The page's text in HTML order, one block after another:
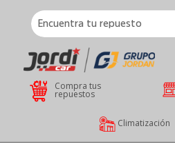
Compra tus
repuestos
Climatización